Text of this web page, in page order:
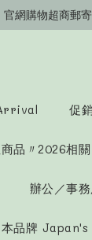
官網會員募集
官網購物超商郵
官網會員募集
促
品〃2026相關
辦公／事
本品牌